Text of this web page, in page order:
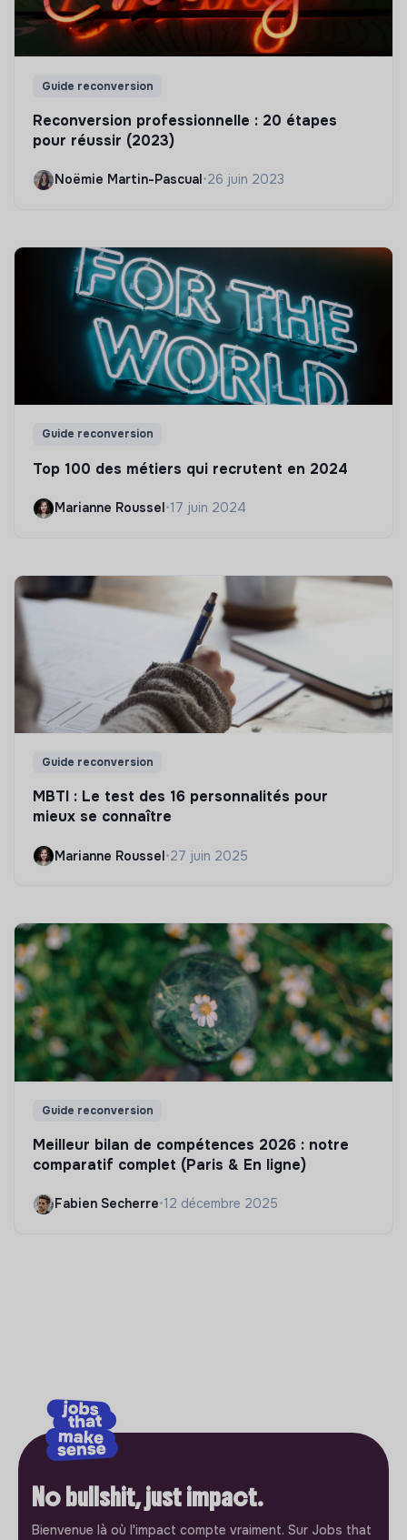
Guide reconversion
Reconversion professionnelle : 20 étapes
pour réussir (2023)
Noëmie Martin-Pascual •26 juin 2023
Guide reconversion
Top 100 des métiers qui recrutent en 2024
Marianne Roussel•17 juin 2024
Guide reconversion
MBTI : Le test des 16 personnalités pour
mieux se connaître
Marianne Roussel•27 juin 2025
Guide reconversion
Meilleur bilan de compétences 2026 : notre
comparatif complet (Paris & En ligne)
Fabien Secherre•12 décembre 2025
No bullshit, just impact.
Bienvenue là où l'impact compte vraiment. Sur Jobs that